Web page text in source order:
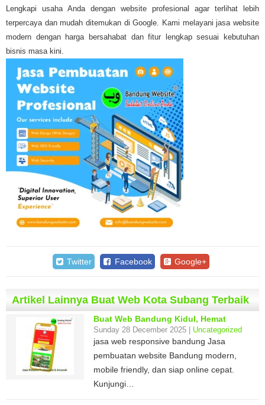
Lengkapi usaha Anda dengan website profesional agar terlihat lebih
terpercaya dan mudah ditemukan di Google. Kami melayani jasa website
modern dengan harga bersahabat dan fitur lengkap sesuai kebutuhan
bisnis masa kini.
Twitter Facebook Google+
Artikel Lainnya Buat Web Kota Subang Terbaik
Buat Web Bandung Kidul, Hemat
Sunday 28 December 2025 | Uncategorized
jasa web responsive bandung Jasa
pembuatan website Bandung modern,
mobile friendly, dan siap online cepat.
Kunjungi…